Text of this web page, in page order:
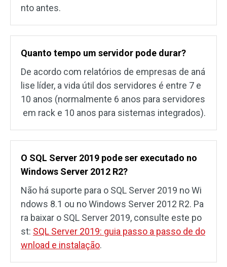
nto antes.
Quanto tempo um servidor pode durar?
De acordo com relatórios de empresas de aná
lise líder, a vida útil dos servidores é entre 7 e
10 anos (normalmente 6 anos para servidores
em rack e 10 anos para sistemas integrados).
O SQL Server 2019 pode ser executado no
Windows Server 2012 R2?
Não há suporte para o SQL Server 2019 no Wi
ndows 8.1 ou no Windows Server 2012 R2. Pa
ra baixar o SQL Server 2019, consulte este po
st: SQL Server 2019: guia passo a passo de do
wnload e instalação.